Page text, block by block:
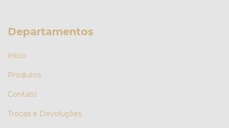
Departamentos
Início
Produtos
Contato
Trocas e Devoluções